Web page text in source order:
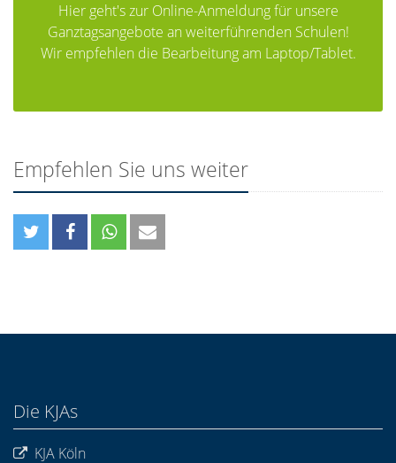
Hier geht's zur Online-Anmeldung für unsere
Ganztagsangebote an weiterführenden Schulen!
Wir empfehlen die Bearbeitung am Laptop/Tablet.
Empfehlen Sie uns weiter
Die KJAs
KJA Köln